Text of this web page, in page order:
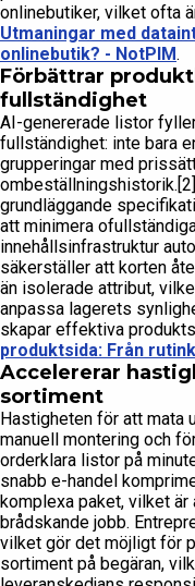
onlinebutiker, vilket ofta
Utmaningar med
onlinebutik? - NotPIM.
Förbättrar
fullständighet
AI-genererade listor
fullständighet: inte bara
grupperingar med
grundläggande
att minimera
innehållsinfrastruktur
säkerställer att korten
än isolerade attribut,
anpassa lagerets
skapar effektiva
produktsida: Från
Accelererar
sortiment
Hastigheten för att mata
manuell montering och
orderklara listor på
snabb e-handel
komplexa paket, vilket
brådskande jobb.
vilket gör det möjligt för
sortiment på begäran,